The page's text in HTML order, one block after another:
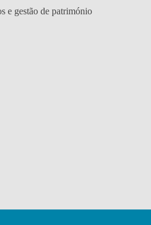
e gestão de património